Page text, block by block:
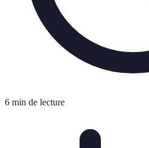
6 min de lecture